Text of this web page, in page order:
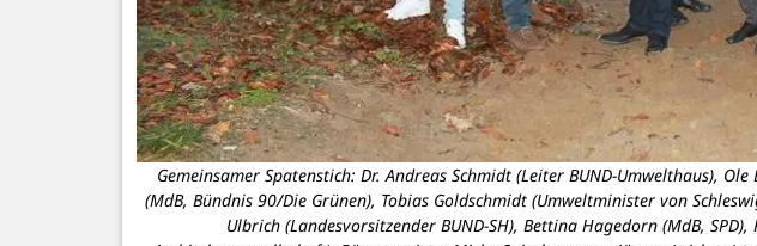
Gemeinsamer Spatenstich: Dr. Andreas Schmidt (Leiter BUND-Umwelthaus),
(MdB, Bündnis 90/Die Grünen), Tobias Goldschmidt (Umweltminister von
Ulbrich (Landesvorsitzender BUND-SH), Bettina Hagedorn (MdB,